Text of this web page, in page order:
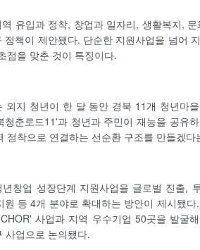
유입과 정착, 창업과 일자리, 생활복지,
정책이 제안됐다. 단순한 지원사업을 넘어
점을 맞춘 것이 특징이다.
외지 청년이 한 달 동안 경북 11개 청년마
청춘로드11'과 청년과 주민이 재능을 공유
정착으로 연결하는 선순환 구조를 만들겠다
년창업 성장단계 지원사업을 글로벌 진출,
원 등 4개 분야로 확대하는 방안이 제시됐
사업과 지역 우수기업 50곳을 발굴
사업으로 논의됐다.